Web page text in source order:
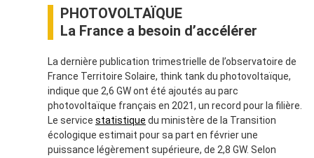
PHOTOVOLTAÏQUE
La France a besoin d’accélérer
La dernière publication trimestrielle de l’observatoire de
France Territoire Solaire, think tank du photovoltaïque,
indique que 2,6 GW ont été ajoutés au parc
photovoltaïque français en 2021, un record pour la filière.
Le service statistique du ministère de la Transition
écologique estimait pour sa part en février une
puissance légèrement supérieure, de 2,8 GW. Selon